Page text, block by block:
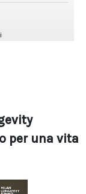
per una vita